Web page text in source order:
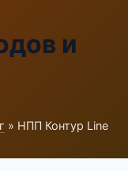
и
» НПП Контур Line